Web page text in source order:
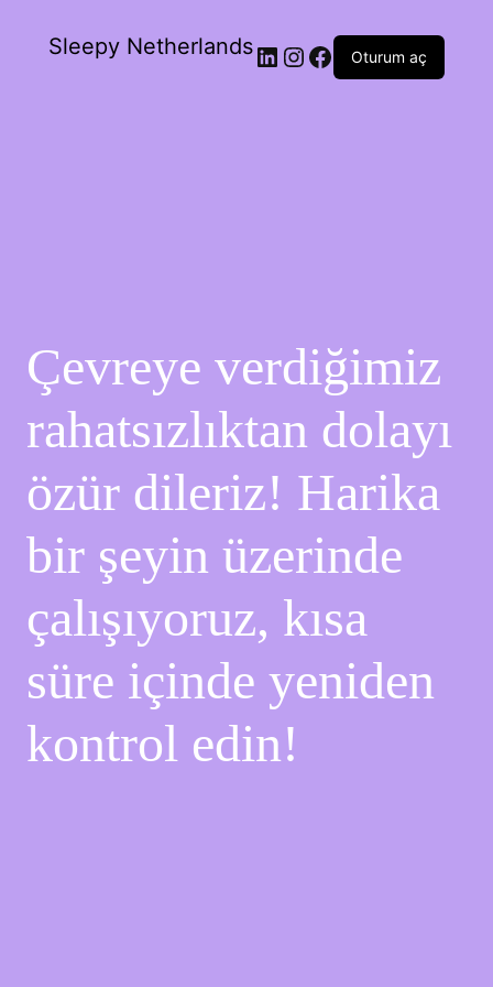
Sleepy Netherlands Oturum aç
Çevreye verdiğimiz
rahatsızlıktan dolayı
özür dileriz! Harika
bir şeyin üzerinde
çalışıyoruz, kısa
süre içinde yeniden
kontrol edin!